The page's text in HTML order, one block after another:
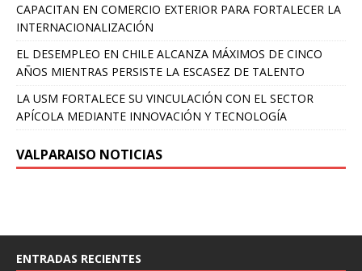
CAPACITAN EN COMERCIO EXTERIOR PARA FORTALECER LA
INTERNACIONALIZACIÓN
EL DESEMPLEO EN CHILE ALCANZA MÁXIMOS DE CINCO
AÑOS MIENTRAS PERSISTE LA ESCASEZ DE TALENTO
LA USM FORTALECE SU VINCULACIÓN CON EL SECTOR
APÍCOLA MEDIANTE INNOVACIÓN Y TECNOLOGÍA
VALPARAISO NOTICIAS
ENTRADAS RECIENTES